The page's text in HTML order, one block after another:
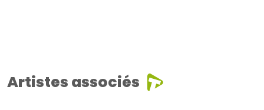
Artistes associés